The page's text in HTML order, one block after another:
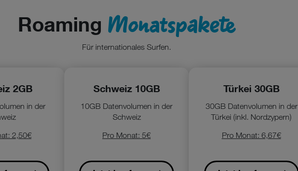
Roaming Monatspakete
Für internationales Surfen.
2GB
in der
2,50€
Schweiz 10GB
10GB Datenvolumen in der
Schweiz
Pro Monat: 5€
Türkei 30GB
30GB Datenvolumen in der
Türkei (inkl. Nordzypern)
Pro Monat: 6,67€